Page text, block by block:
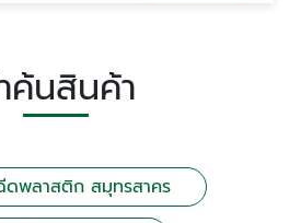
ค้นสินค้า
ดพลาสติก สมุทรสาคร